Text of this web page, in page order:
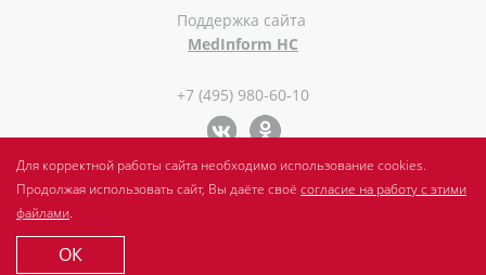
Поддержка сайта
MedInform HC
+7 (495) 980-60-10
Для корректной работы сайта необходимо использование cookies.
Продолжая использовать сайт, Вы даёте своё согласие на работу с этими
файлами.
ОК